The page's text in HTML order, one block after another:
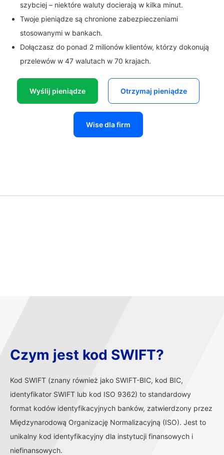
szybciej – niektóre waluty docierają w kilka minut.
Twoje pieniądze są chronione zabezpieczeniami
stosowanymi w bankach.
Dołączasz do ponad 2 milionów klientów, którzy dokonują
przelewów w 47 walutach w 70 krajach.
Wyślij pieniądze Otrzymaj pieniądze
Wise dla firm
Czym jest kod SWIFT?
Kod SWIFT (znany również jako SWIFT-BIC, kod BIC,
identyfikator SWIFT lub kod ISO 9362) to standardowy
format kodów identyfikacyjnych banków, zatwierdzony przez
Międzynarodową Organizację Normalizacyjną (ISO). Jest to
unikalny kod identyfikacyjny dla instytucji finansowych i
niefinansowych.